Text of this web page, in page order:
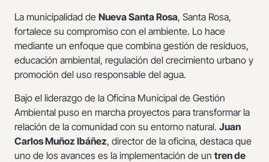
La municipalidad de Nueva Santa Rosa, Santa Rosa,
fortalece su compromiso con el ambiente. Lo hace
mediante un enfoque que combina gestión de residuos,
educación ambiental, regulación del crecimiento urbano y
promoción del uso responsable del agua.
Bajo el liderazgo de la Oficina Municipal de Gestión
Ambiental puso en marcha proyectos para transformar la
relación de la comunidad con su entorno natural. Juan
Carlos Muñoz Ibáñez, director de la oficina, destaca que
uno de los avances es la implementación de un tren de